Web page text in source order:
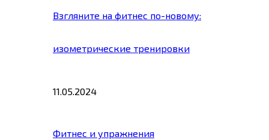
Взгляните на фитнес по-новому:
изометрические тренировки
11.05.2024
Фитнес и упражнения